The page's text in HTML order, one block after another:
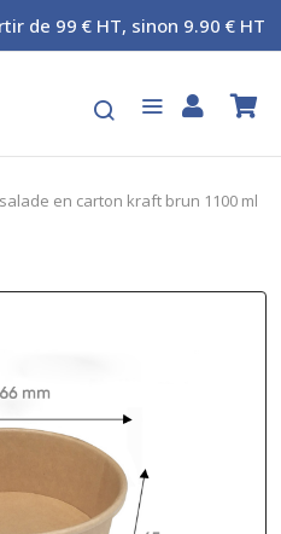
de 99 € HT, sinon 9.90 € HT
en carton kraft brun 1100 ml